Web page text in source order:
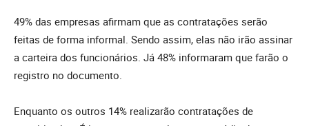
49% das empresas afirmam que as contratações serão
feitas de forma informal. Sendo assim, elas não irão assinar
a carteira dos funcionários. Já 48% informaram que farão o
registro no documento.
Enquanto os outros 14% realizarão contratações de